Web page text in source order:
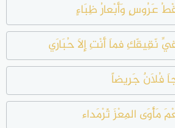
عَرُوسٍ وَأَبْعارُ ظِبَاءٍ
نّقِيقّكِ فماَ أَنْتِ إِلاَ حُبَارَي
فُلاَنٌ جَرِيضاً
مَأْوَى المِعْزَ ثَرْمَداء